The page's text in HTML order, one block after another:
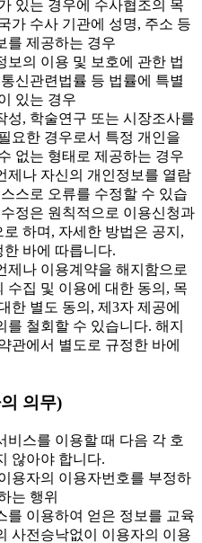
있는 경우에 수사협조의 목
가 수사 기관에 성명, 주소 등
를 제공하는 경우
보의 이용 및 보호에 관한 법
신관련법률 등 법률에 특별
있는 경우
성, 학술연구 또는 시장조사를
요한 경우로서 특정 개인을
없는 형태로 제공하는 경우
나 자신의 개인정보를 열람
스로 오류를 수정할 수 있습
정은 원칙적으로 이용신청과
하며, 자세한 방법은 공지,
바에 따릅니다.
나 이용계약을 해지함으로
수집 및 이용에 대한 동의, 목
한 별도 동의, 제3자 제공에
를 철회할 수 있습니다. 해지
관에서 별도로 규정한 바에
의무)
스를 이용할 때 다음 각 호
않아야 합니다.
용자의 이용자번호를 부정하
는 행위
를 이용하여 얻은 정보를 교육
사전승낙없이 이용자의 이용